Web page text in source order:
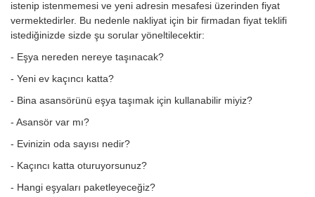
istenip istenmemesi ve yeni adresin mesafesi üzerinden fiyat
vermektedirler. Bu nedenle nakliyat için bir firmadan fiyat teklifi
istediğinizde sizde şu sorular yöneltilecektir:
- Eşya nereden nereye taşınacak?
- Yeni ev kaçıncı katta?
- Bina asansörünü eşya taşımak için kullanabilir miyiz?
- Asansör var mı?
- Evinizin oda sayısı nedir?
- Kaçıncı katta oturuyorsunuz?
- Hangi eşyaları paketleyeceğiz?